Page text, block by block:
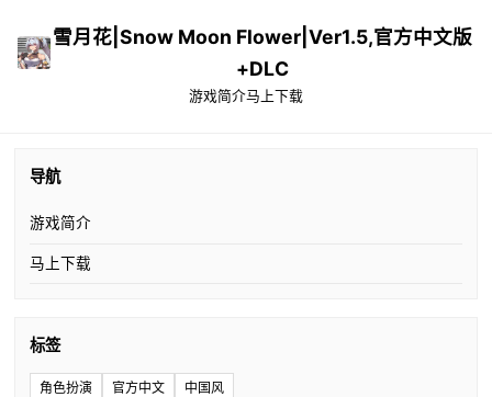
雪月花|Snow Moon Flower|Ver1.5,官方中文版
+DLC
游戏简介马上下载
导航
游戏简介
马上下载
标签
角色扮演 官方中文 中国风